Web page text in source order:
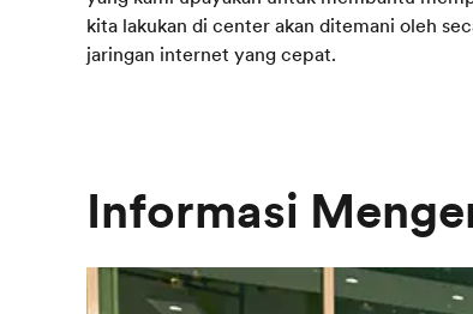
kita lakukan di center akan ditemani oleh
jaringan internet yang cepat.
Informasi